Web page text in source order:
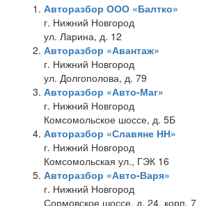
Авторазбор ООО «Балтко»
г. Нижний Новгород
ул. Ларина, д. 12
Авторазбор «Авантаж»
г. Нижний Новгород
ул. Долгополова, д. 79
Авторазбор «Авто-Маг»
г. Нижний Новгород
Комсомольское шоссе, д. 5Б
Авторазбор «Славяне НН»
г. Нижний Новгород
Комсомольская ул., ГЭК 16
Авторазбор «Авто-Варя»
г. Нижний Новгород
Сормовское шоссе, д. 24, корп. 7